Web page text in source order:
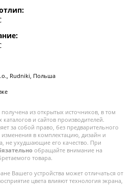
Rudniki, Польша
из открытых источников, в том
и сайтов производителей.
за собой право, без предварительного
в комплектацию, дизайн и
не ухудшающие его качество. При
обращайте внимание на
товара.
Вашего устройства может отличаться от
цвета влияют технология экрана,